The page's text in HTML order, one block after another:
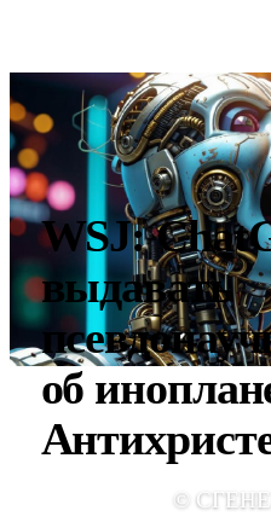
WSJ:
выдавать
об
©